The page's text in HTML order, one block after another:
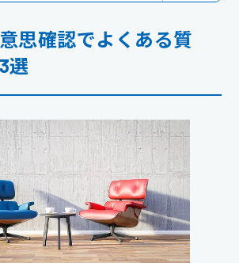
思確認でよくある質
選